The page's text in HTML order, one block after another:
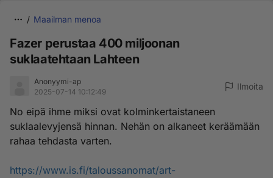
Maailman menoa
Fazer perustaa 400 miljoonan
suklaatehtaan Lahteen
Anonyymi-ap
2025-07-14 10:12:49
Ilmoita
No eipä ihme miksi ovat kolminkertaistaneen
suklaalevyjensä hinnan. Nehän on alkaneet keräämään
rahaa tehdasta varten.
https://www.is.fi/taloussanomat/art-